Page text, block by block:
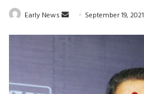
Early News
n
September 19, 2021